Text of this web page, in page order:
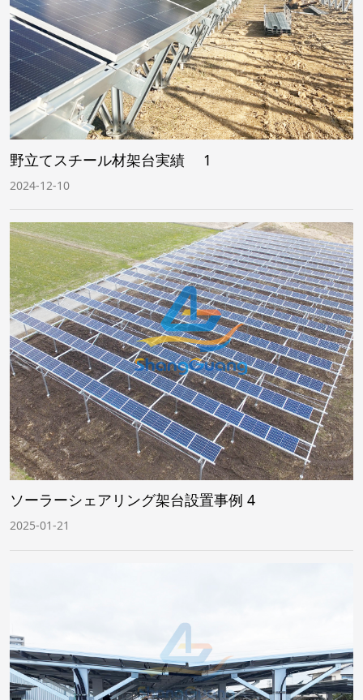
野立てスチール材架台実績 1
2024-12-10
ソーラーシェアリング架台設置事例 4
2025-01-21